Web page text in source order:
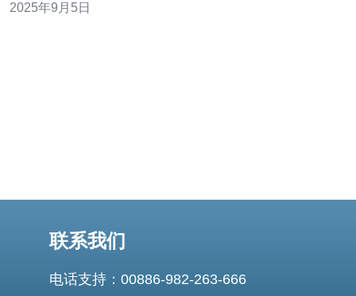
入探讨越南CN2服务商的市场竞争力与服务，并提供详细
2025年9月5日
联系我们
电话支持：00886-982-263-666